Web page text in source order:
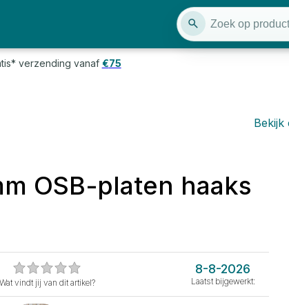
verzending vanaf €75
Bekijk
OSB-platen haaks
Wat vindt jij van dit artikel?
8-8-2026
Laatst bijgewerkt: